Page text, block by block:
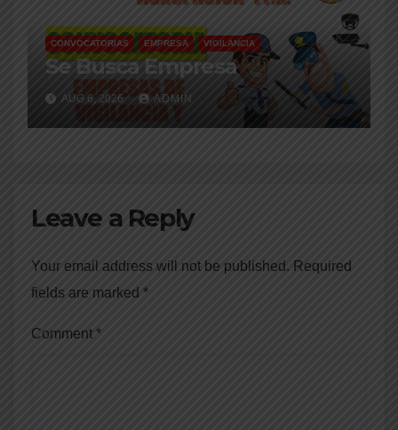
CONVOCATORIAS EMPRESA VIGILANCIA
Se Busca Empresa
AUG 6, 2026 ADMIN
Leave a Reply
Your email address will not be published. Required
fields are marked *
Comment *